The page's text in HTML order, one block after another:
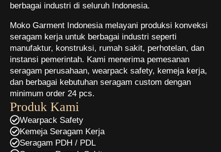
berbagai industri di seluruh Indonesia.
Moko Garment Indonesia melayani produksi konveksi
seragam kerja untuk berbagai industri seperti
manufaktur, konstruksi, rumah sakit, perhotelan, dan
instansi pemerintah. Kami menerima pemesanan
seragam perusahaan, wearpack safety, kemeja kerja,
dan berbagai kebutuhan seragam custom dengan
minimum order 24 pcs.
Produk Kami
Wearpack Safety
Kemeja Seragam Kerja
Seragam PDH / PDL